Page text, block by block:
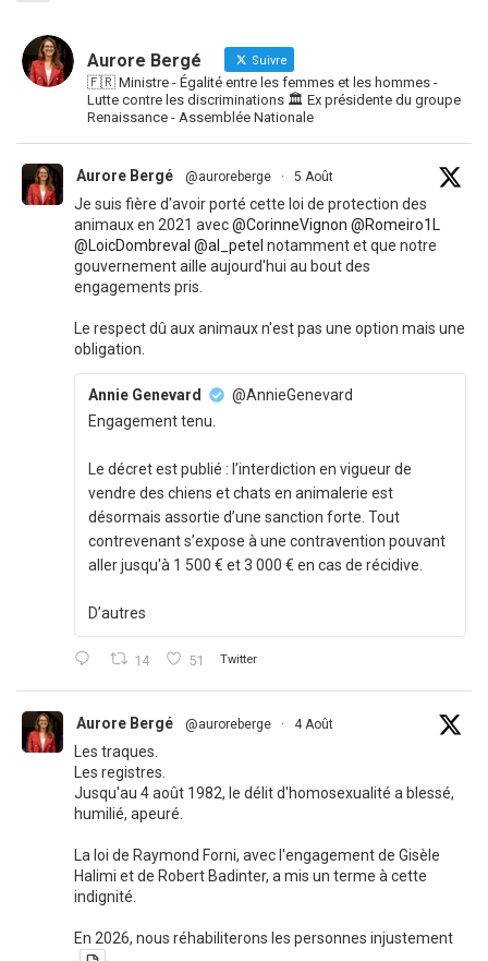
Aurore Bergé Suivre
🇫🇷 Ministre - Égalité entre les femmes et les hommes -
Lutte contre les discriminations 🏛 Ex présidente du groupe
Renaissance - Assemblée Nationale
Aurore Bergé @auroreberge · 5 Août
Je suis fière d'avoir porté cette loi de protection des
animaux en 2021 avec@CorinneVignon @Romeiro1L
@LoicDombreval @al_petel notamment et que notre
gouvernement aille aujourd'hui au bout des
engagements pris.
Le respect dû aux animaux n'est pas une option mais une
obligation.
Annie Genevard
@AnnieGenevard
Engagement tenu.
Le décret est publié : l’interdiction en vigueur de
vendre des chiens et chats en animalerie est
désormais assortie d’une sanction forte. Tout
contrevenant s’expose à une contravention pouvant
aller jusqu'à 1 500 € et 3 000 € en cas de récidive.
D’autres
14 51 Twitter
Aurore Bergé @auroreberge · 4 Août
Les traques.
Les registres.
Jusqu'au 4 août 1982, le délit d'homosexualité a blessé,
humilié, apeuré.
La loi de Raymond Forni, avec l'engagement de Gisèle
Halimi et de Robert Badinter, a mis un terme à cette
indignité.
En 2026, nous réhabiliterons les personnes injustement